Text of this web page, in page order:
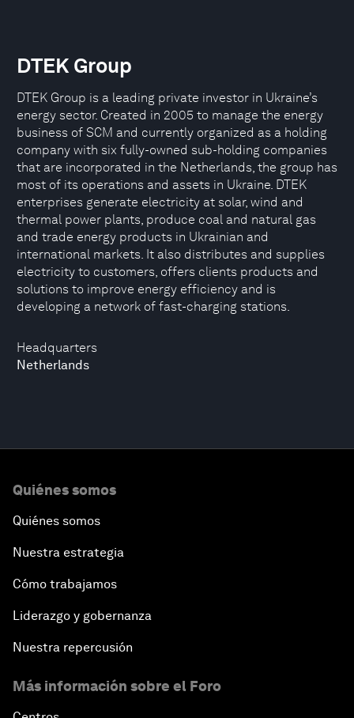
Headquarters
Netherlands
DTEK Group
DTEK Group is a leading private investor in Ukraine’s
energy sector. Created in 2005 to manage the energy
business of SCM and currently organized as a holding
company with six fully-owned sub-holding companies
that are incorporated in the Netherlands, the group has
most of its operations and assets in Ukraine. DTEK
enterprises generate electricity at solar, wind and
thermal power plants, produce coal and natural gas
and trade energy products in Ukrainian and
international markets. It also distributes and supplies
electricity to customers, offers clients products and
solutions to improve energy efficiency and is
developing a network of fast-charging stations.
Quiénes somos
Quiénes somos
Nuestra estrategia
Cómo trabajamos
Liderazgo y gobernanza
Nuestra repercusión
Más información sobre el Foro